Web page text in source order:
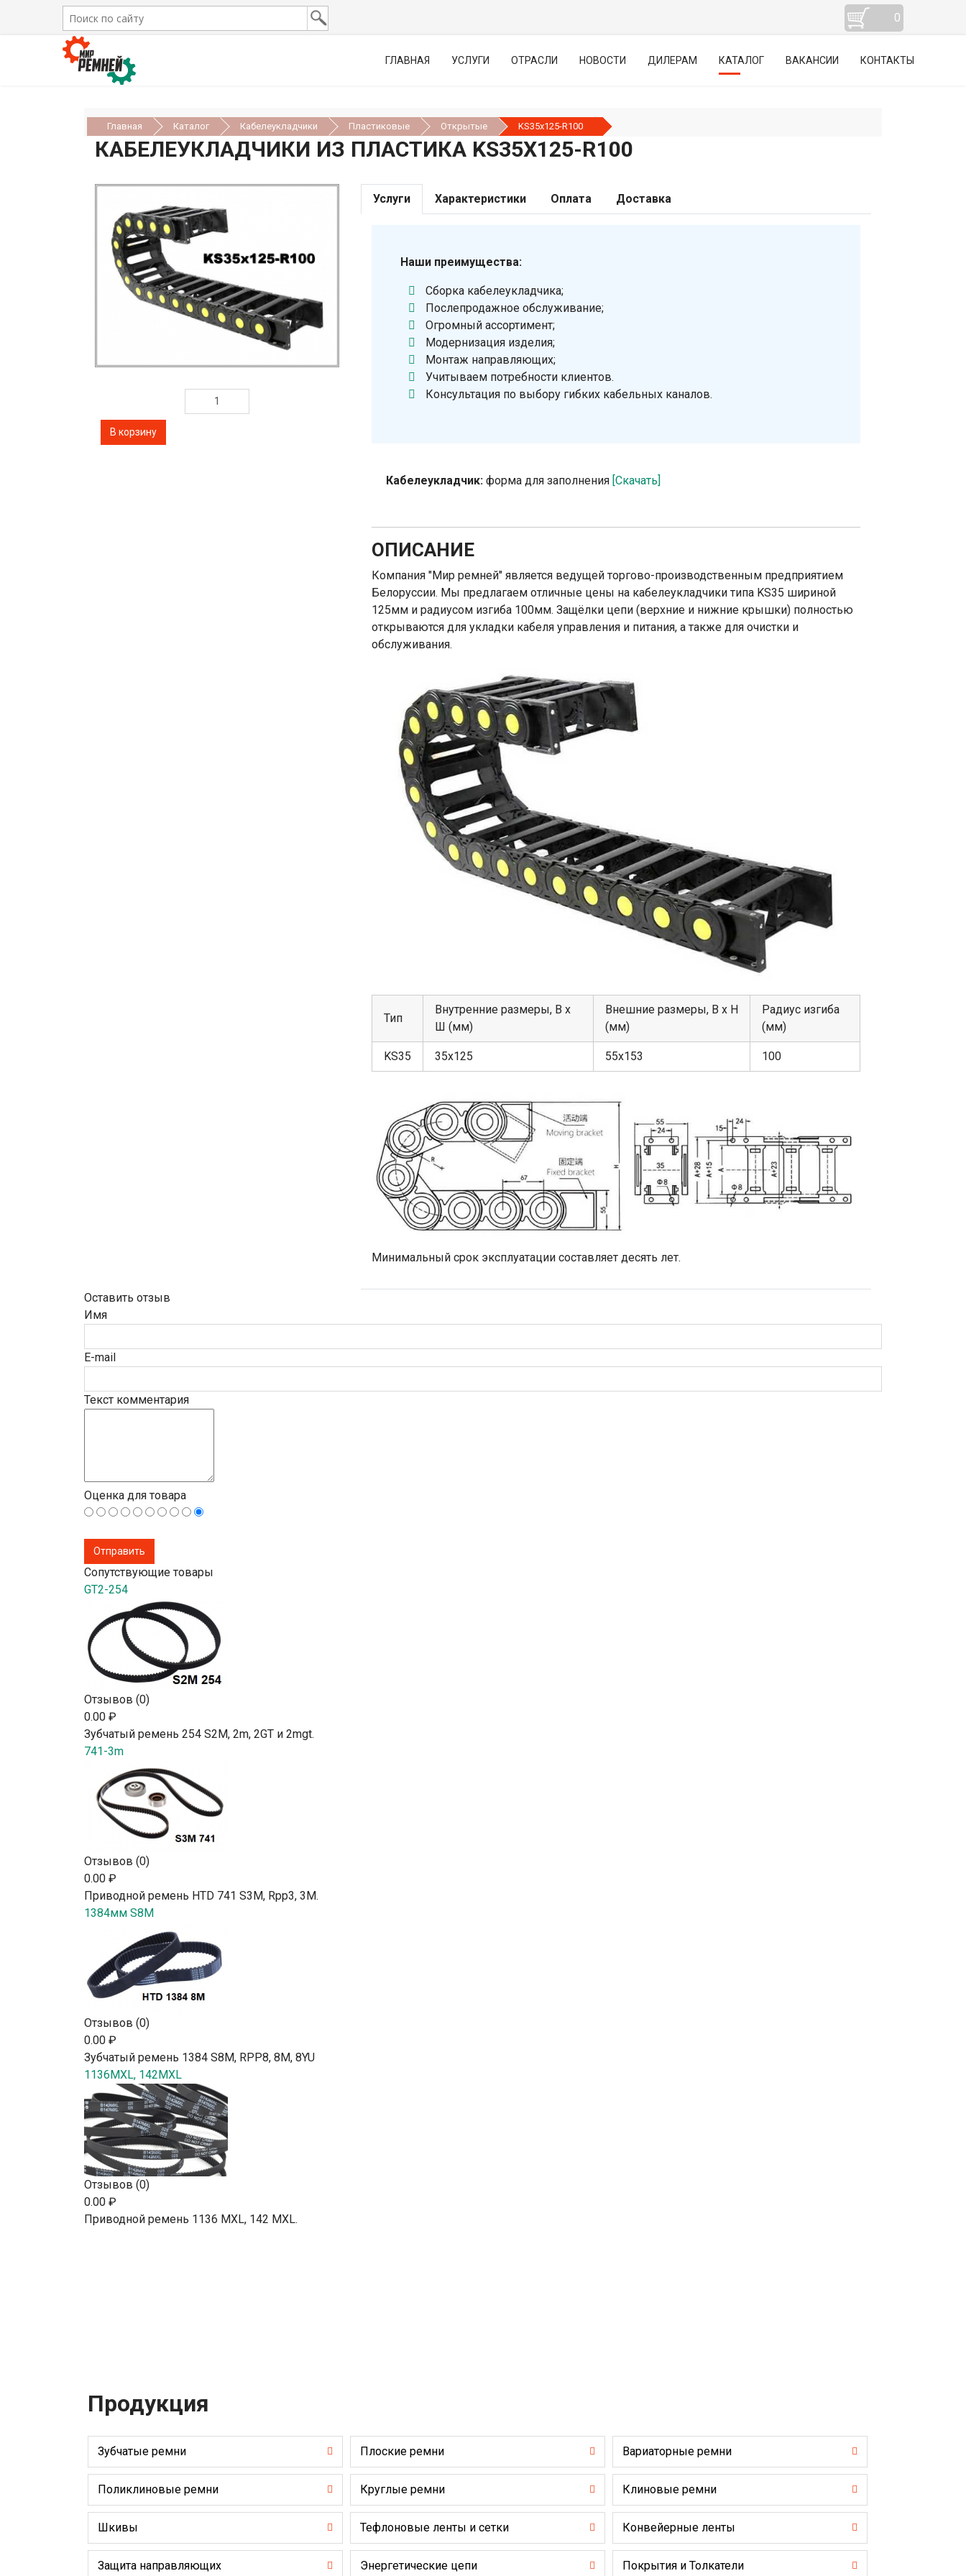
0
ГЛАВНАЯ УСЛУГИ ОТРАСЛИ НОВОСТИ ДИЛЕРАМ КАТАЛОГ ВАКАНСИИ КОНТАКТЫ
Главная Каталог Кабелеукладчики Пластиковые Открытые KS35х125-R100
КАБЕЛЕУКЛАДЧИКИ ИЗ ПЛАСТИКА KS35Х125-R100
Услуги Характеристики Оплата Доставка
Наши преимущества:
Сборка кабелеукладчика;
Послепродажное обслуживание;
Огромный ассортимент;
Модернизация изделия;
Монтаж направляющих;
Учитываем потребности клиентов.
Консультация по выбору гибких кабельных каналов.
Кабелеукладчик: форма для заполнения [Скачать]
ОПИСАНИЕ
Компания "Мир ремней" является ведущей торгово-производственным предприятием
Белоруссии. Мы предлагаем отличные цены на кабелеукладчики типа KS35 шириной
125мм и радиусом изгиба 100мм. Защёлки цепи (верхние и нижние крышки) полностью
открываются для укладки кабеля управления и питания, а также для очистки и
обслуживания.
Тип
Внутренние размеры, В х
Ш (мм)
Внешние размеры, В х Н
(мм)
Радиус изгиба
(мм)
KS35 35х125 55х153 100
Минимальный срок эксплуатации составляет десять лет.
Оставить отзыв
Имя
E-mail
Текст комментария
Оценка для товара
Сопутствующие товары
GT2-254
Отзывов (0)
0.00 ₽
Зубчатый ремень 254 S2М, 2m, 2GT и 2mgt.
741-3m
Отзывов (0)
0.00 ₽
Приводной ремень HTD 741 S3M, Rpp3, 3М.
1384мм S8M
Отзывов (0)
0.00 ₽
Зубчатый ремень 1384 S8M, RPP8, 8М, 8YU
1136MXL, 142MXL
Отзывов (0)
0.00 ₽
Приводной ремень 1136 MXL, 142 MXL.
Продукция
Зубчатые ремни Плоские ремни Вариаторные ремни
Поликлиновые ремни Круглые ремни Клиновые ремни
Шкивы Тефлоновые ленты и сетки Конвейерные ленты
Защита направляющих Энергетические цепи Покрытия и Толкатели